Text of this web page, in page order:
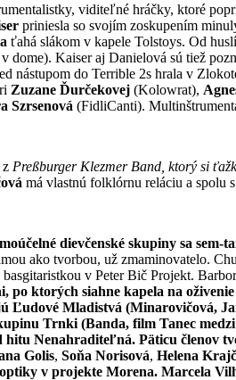
viditeľné hráčky, ktoré
priniesla so svojím zoskupením
ťahá slákom v kapele Tolstoys. Od
dome). Kaiser aj Danielová sú tiež
nástupom do Terrible 2s hrala v
Zuzane Ďurčekovej (Kolowrat),
Szrsenová (FidliCanti).
z Preßburger Klezmer Band, ktorý si
má vlastnú folklórnu reláciu a spolu
dievčenské skupiny sa
ako tvorbou, už zmaminovatelo.
basgitaristkou v Peter Bič Projekt.
ktorých siahne kapela na
Ľudové Mladistvá (Minarovičová,
Trnki (Banda, film Tanec
Nenahraditeľná. Päticu členov
Golis, Soňa Norisová, Helena
v projekte Morena. Marcela